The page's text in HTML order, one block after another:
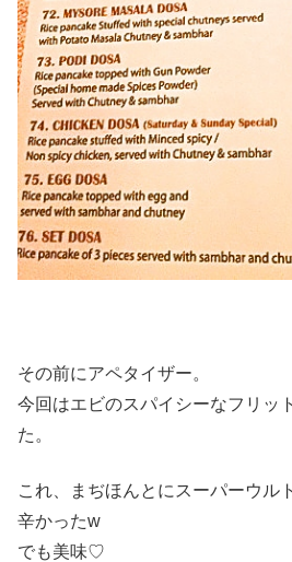
その前にアペタイザー。
今回はエビのスパイシーなフリッ
た。
これ、まぢほんとにスーパーウル
辛かったw
でも美味♡